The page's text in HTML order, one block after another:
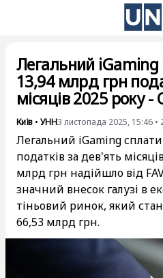
Легальний
13,94 млрд грн
місяців 2025 року
Київ • УНН3 листопада 2025, 15:46 •
Легальний iGaming
податків за дев'ять
млрд грн надійшло від
значний внесок галузі в
тіньовий ринок, який
66,53 млрд грн.